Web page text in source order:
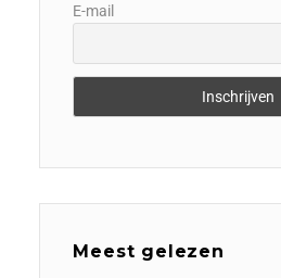
E-mail
Meest gelezen